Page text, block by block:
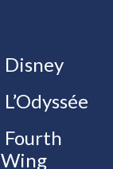
Disney
L’Odyssée
Fourth
Wing